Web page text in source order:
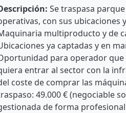
Se traspasa
con sus ubicaciones
multiproducto y de
ya captadas y en
para operador
entrar al sector con la
coste de comprar las
49.000 € (negociable
de forma